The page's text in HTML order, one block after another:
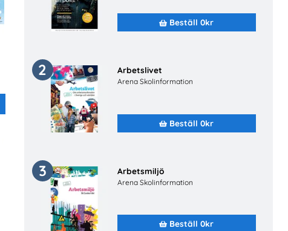
Beställ 0kr
2 Arbetslivet
Arena Skolinformation
Beställ 0kr
3 Arbetsmiljö
Arena Skolinformation
Beställ 0kr